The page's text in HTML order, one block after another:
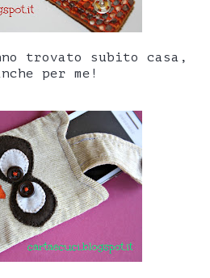
trovato subito casa,
per me!